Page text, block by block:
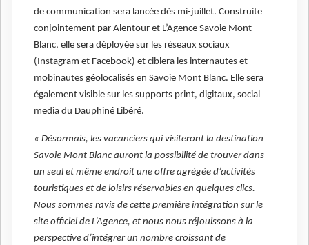
de communication sera lancée dès mi-juillet. Construite
conjointement par Alentour et L’Agence Savoie Mont
Blanc, elle sera déployée sur les réseaux sociaux
(Instagram et Facebook) et ciblera les internautes et
mobinautes géolocalisés en Savoie Mont Blanc. Elle sera
également visible sur les supports print, digitaux, social
media du Dauphiné Libéré.
« Désormais, les vacanciers qui visiteront la destination
Savoie Mont Blanc auront la possibilité de trouver dans
un seul et même endroit une offre agrégée d’activités
touristiques et de loisirs réservables en quelques clics.
Nous sommes ravis de cette première intégration sur le
site officiel de L’Agence, et nous nous réjouissons à la
perspective d’intégrer un nombre croissant de